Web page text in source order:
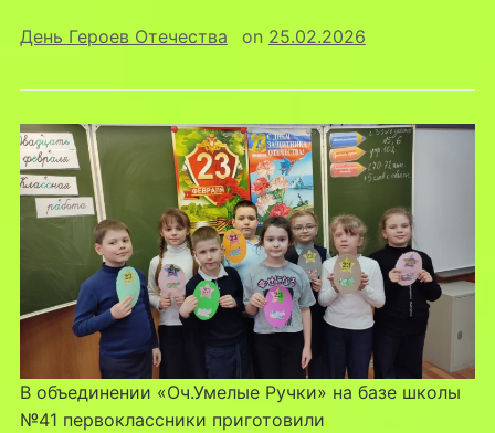
День Героев Отечества on 25.02.2026
В объединении «Оч.Умелые Ручки» на базе школы
№41 первоклассники приготовили